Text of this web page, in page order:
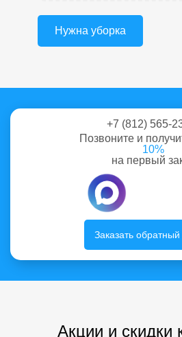
Нужна уборка
+7 (812) 565-
Позвоните и
10%
на первый
Заказать обратный
Акции и скидки